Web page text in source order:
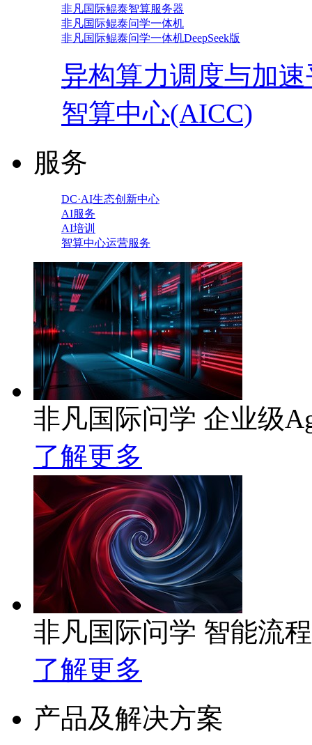
非凡国际鲲泰智算服务器
非凡国际鲲泰问学一体机
非凡国际鲲泰问学一体机DeepSeek版
异构算力调度与加
智算中心(AICC)
服务
DC·AI生态创新中心
AI服务
AI培训
智算中心运营服务
非凡国际问学 企业级
了解更多
非凡国际问学 智能流
了解更多
产品及解决方案